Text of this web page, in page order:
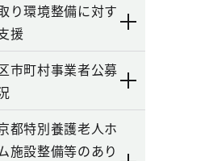
り環境整備に対す
援
市町村事業者公募
都特別養護老人ホ
施設整備等のあり